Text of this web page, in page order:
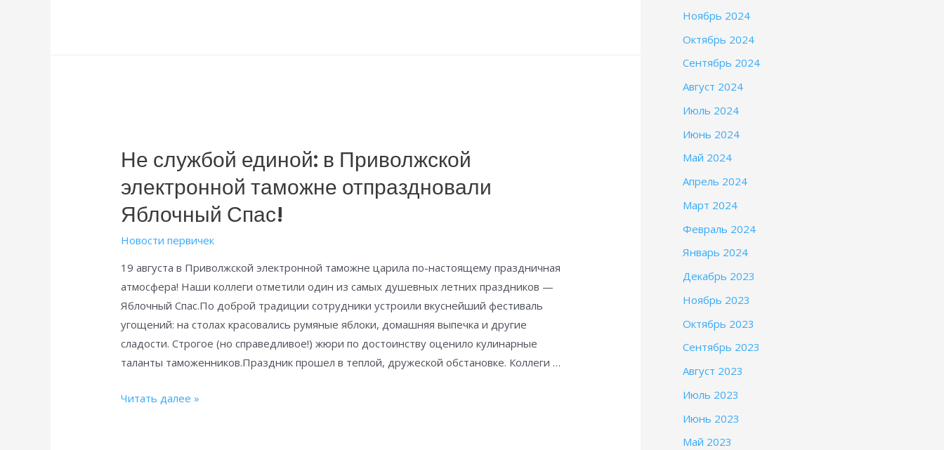
студенток
Не службой единой: в Приволжской
электронной таможне отпраздновали
Яблочный Спас!
Новости первичек
19 августа в Приволжской электронной таможне царила по-настоящему праздничная
атмосфера! Наши коллеги отметили один из самых душевных летних праздников —
Яблочный Спас.По доброй традиции сотрудники устроили вкуснейший фестиваль
угощений: на столах красовались румяные яблоки, домашняя выпечка и другие
сладости. Строгое (но справедливое!) жюри по достоинству оценило кулинарные
таланты таможенников.Праздник прошел в теплой, дружеской обстановке. Коллеги …
Не
Читать далее »
Ноябрь 2024
Октябрь 2024
Сентябрь 2024
Август 2024
Июль 2024
Июнь 2024
Май 2024
Апрель 2024
Март 2024
Февраль 2024
Январь 2024
Декабрь 2023
Ноябрь 2023
Октябрь 2023
Сентябрь 2023
Август 2023
Июль 2023
Июнь 2023
Май 2023